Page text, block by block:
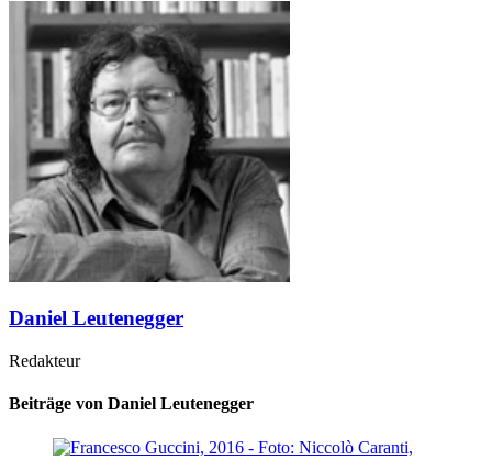
Daniel Leutenegger
Redakteur
Beiträge von Daniel Leutenegger